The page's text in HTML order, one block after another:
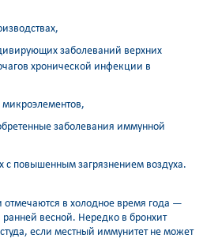
заболеваний верхних
хронической инфекции в
заболевания иммунной
с повышенным загрязнением воздуха.
в холодное время года —
весной. Нередко в бронхит
если местный иммунитет не может